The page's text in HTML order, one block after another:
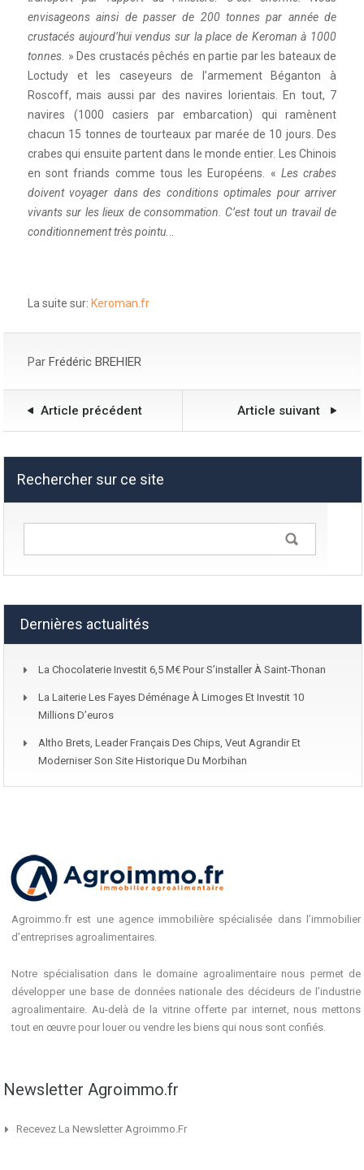
envisageons ainsi de passer de 200 tonnes par année de
crustacés aujourd’hui vendus sur la place de Keroman à 1000
tonnes. » Des crustacés pêchés en partie par les bateaux de
Loctudy et les caseyeurs de l’armement Béganton à
Roscoff, mais aussi par des navires lorientais. En tout, 7
navires (1000 casiers par embarcation) qui ramènent
chacun 15 tonnes de tourteaux par marée de 10 jours. Des
crabes qui ensuite partent dans le monde entier. Les Chinois
en sont friands comme tous les Européens. « Les crabes
doivent voyager dans des conditions optimales pour arriver
vivants sur les lieux de consommation. C’est tout un travail de
conditionnement très pointu...
La suite sur: Keroman.fr
Par Frédéric BREHIER
Article précédent Article suivant
Rechercher sur ce site
Dernières actualités
La Chocolaterie Investit 6,5 M€ Pour S’installer À Saint-Thonan
La Laiterie Les Fayes Déménage À Limoges Et Investit 10
Millions D’euros
Altho Brets, Leader Français Des Chips, Veut Agrandir Et
Moderniser Son Site Historique Du Morbihan
Agroimmo.fr est une agence immobilière spécialisée dans l’immobilier
d’entreprises agroalimentaires.
Notre spécialisation dans le domaine agroalimentaire nous permet de
développer une base de données nationale des décideurs de l’industrie
agroalimentaire. Au-delà de la vitrine offerte par internet, nous mettons
tout en œuvre pour louer ou vendre les biens qui nous sont confiés.
Newsletter Agroimmo.fr
Recevez La Newsletter Agroimmo.fr